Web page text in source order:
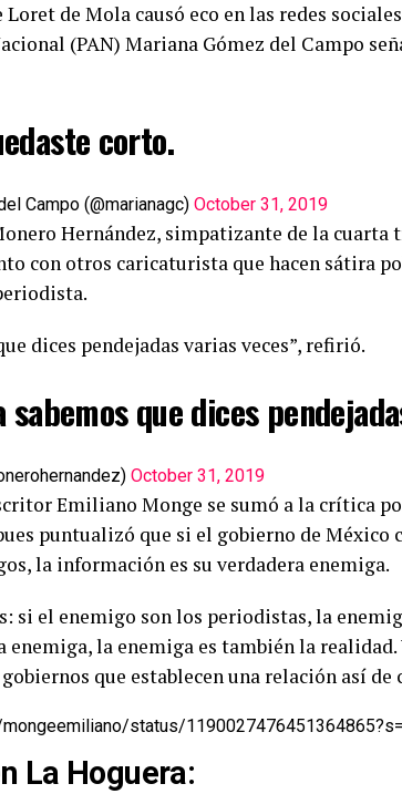
de Mola causó eco en las redes
(PAN) Mariana Gómez del Campo
corto.
Campo (@marianagc) October 31, 2019
Hernández, simpatizante de la
con otros caricaturista que hacen sátira
dices pendejadas varias veces”, refirió.
sabemos que dices
October 31, 2019
Emiliano Monge se sumó a la crítica
puntualizó que si el gobierno de México
la información es su verdadera enemiga.
si el enemigo son los periodistas, la
la enemiga es también la realidad.
que establecen una relación así
status/
La Hoguera: